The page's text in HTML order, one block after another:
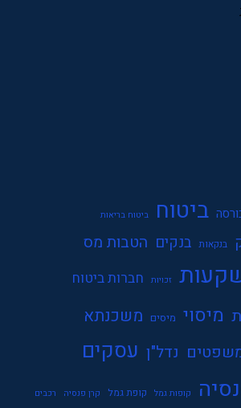
ביטוח ביטוח בריאות
בנקאות בנקים הטבות מס
זכויות חברות ביטוח
מיסוי מיסים משכנתא
נדל"ן עסקים
קופות גמל קופת גמל קרן פנסיה רכבים